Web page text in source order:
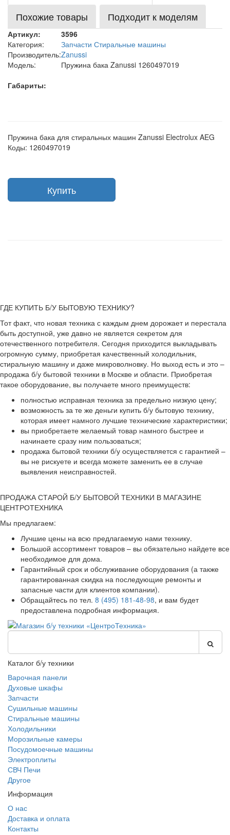
Похожие товары
Подходит к моделям
Артикул:
3596
Категория:
Запчасти Стиральные машины
Производитель:Zanussi
Модель:
Пружина бака Zanussi 1260497019
Габариты:
Пружина бака для стиральных машин Zanussi Electrolux AEG
Коды: 1260497019
ГДЕ КУПИТЬ Б/У БЫТОВУЮ ТЕХНИКУ?
Тот факт, что новая техника с каждым днем дорожает и перестала
быть доступной, уже давно не является секретом для
отечественного потребителя. Сегодня приходится выкладывать
огромную сумму, приобретая качественный холодильник,
стиральную машину и даже микроволновку. Но выход есть и это –
продажа б/у бытовой техники в Москве и области. Приобретая
такое оборудование, вы получаете много преимуществ:
полностью исправная техника за предельно низкую цену;
возможность за те же деньги купить б/у бытовую технику,
которая имеет намного лучшие технические характеристики;
вы приобретаете желаемый товар намного быстрее и
начинаете сразу ним пользоваться;
продажа бытовой техники б/у осуществляется с гарантией –
вы не рискуете и всегда можете заменить ее в случае
выявления неисправностей.
ПРОДАЖА СТАРОЙ Б/У БЫТОВОЙ ТЕХНИКИ В МАГАЗИНЕ
ЦЕНТРОТЕХНИКА
Мы предлагаем:
Лучшие цены на всю предлагаемую нами технику.
Большой ассортимент товаров – вы обязательно найдете все
необходимое для дома.
Гарантийный срок и обслуживание оборудования (а также
гарантированная скидка на последующие ремонты и
запасные части для клиентов компании).
Обращайтесь по тел. 8 (495) 181-48-98, и вам будет
предоставлена подробная информация.
Каталог б/у техники
Варочная панели
Духовые шкафы
Запчасти
Сушильные машины
Стиральные машины
Холодильники
Морозильные камеры
Посудомоечные машины
Электроплиты
СВЧ Печи
Другое
Информация
О нас
Доставка и оплата
Контакты